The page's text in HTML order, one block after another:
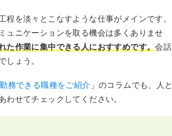
を淡々とこなすような仕事がメインです。
ュニケーションを取る機会は多くありませ
た作業に集中できる人におすすめです。会話
しょう。
務できる職種をご紹介 」のコラムでも、人と
せてチェックしてください。